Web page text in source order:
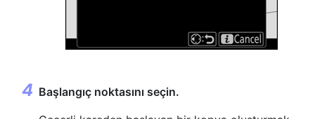
Başlangıç noktasını seçin.